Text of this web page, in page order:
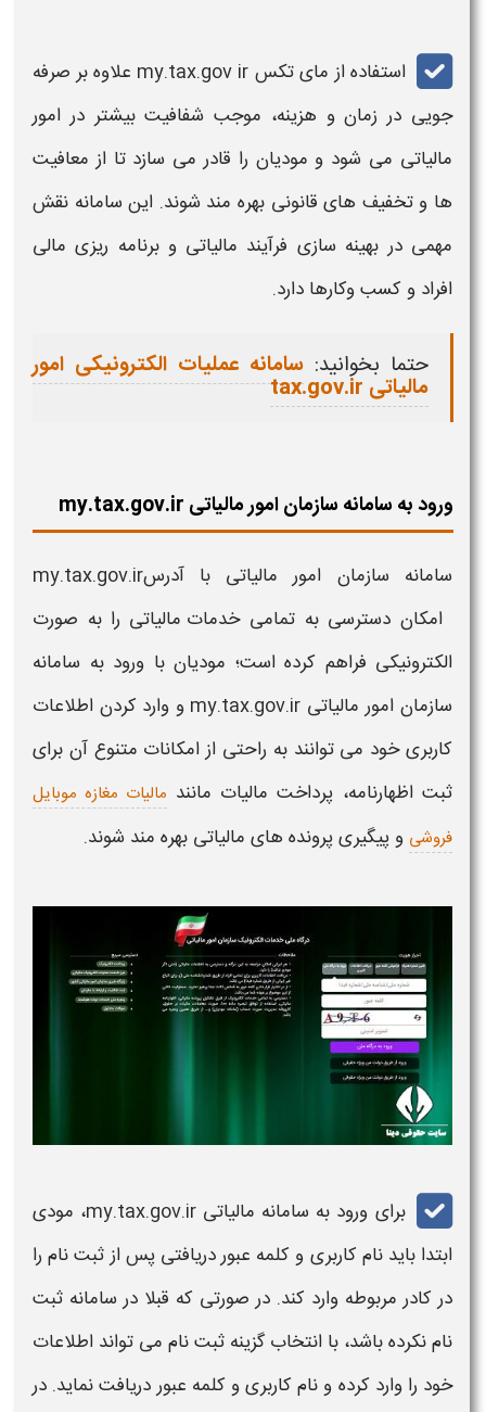
استفاده از مای تکس my.tax.gov ir
علاوه بر صرفه
جویی در زمان و هزینه، موجب شفافیت بیشتر در امور
مالیاتی می شود و مودیان را قادر می سازد تا از معافیت
ها و تخفیف های قانونی بهره مند شوند. این سامانه نقش
مهمی در بهینه سازی فرآیند مالیاتی و برنامه ریزی مالی
افراد و کسب وکارها دارد.
حتما بخوانید: سامانه عملیات الکترونیکی امور
مالیاتی tax.gov.ir
ورود به سامانه سازمان امور مالیاتی my.tax.gov.ir
سامانه سازمان امور مالیاتی با آدرسmy.tax.gov.ir
امکان دسترسی به تمامی خدمات مالیاتی را به صورت
الکترونیکی فراهم کرده است؛ مودیان با ورود به سامانه
سازمان امور مالیاتی my.tax.gov.ir
و وارد کردن اطلاعات
کاربری خود می توانند به راحتی از امکانات متنوع آن برای
ثبت اظهارنامه، پرداخت مالیات مانند مالیات مغازه موبایل
فروشی و پیگیری پرونده های مالیاتی بهره مند شوند.
برای ورود به سامانه مالیاتی
، مودی
ابتدا باید نام کاربری و کلمه عبور دریافتی پس از ثبت نام را
در کادر مربوطه وارد کند. در صورتی که قبلا در سامانه ثبت
نام نکرده باشد، با انتخاب گزینه ثبت نام می تواند اطلاعات
خود را وارد کرده و نام کاربری و کلمه عبور دریافت نماید. در